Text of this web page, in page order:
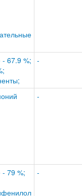
- 67.9 %; -
-
- 79 %;
-